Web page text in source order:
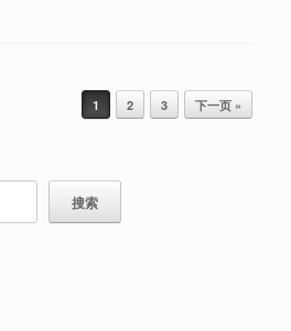
1 2 3 下一页 »
搜索